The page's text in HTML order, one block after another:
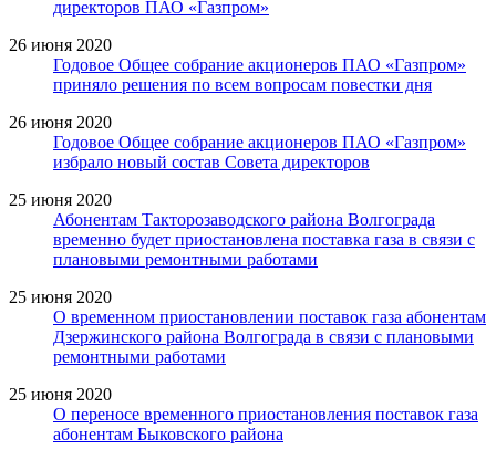
директоров ПАО «Газпром»
26 июня 2020
Годовое Общее собрание акционеров ПАО «Газпром»
приняло решения по всем вопросам повестки дня
26 июня 2020
Годовое Общее собрание акционеров ПАО «Газпром»
избрало новый состав Совета директоров
25 июня 2020
Абонентам Такторозаводского района Волгограда
временно будет приостановлена поставка газа в связи с
плановыми ремонтными работами
25 июня 2020
О временном приостановлении поставок газа абонентам
Дзержинского района Волгограда в связи с плановыми
ремонтными работами
25 июня 2020
О переносе временного приостановления поставок газа
абонентам Быковского района